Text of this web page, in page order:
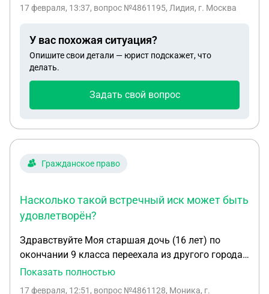
ребенка до 17 лет и какие они будут при моей зп -
17 февраля, 13:37, вопрос №4861195, Лидия, г. Москва
У вас похожая ситуация?
Опишите свои детали — юрист подскажет, что
делать.
Задать свой вопрос
Гражданское право
Насколько такой встречный иск может быть
удовлетворён?
Здравствуйте Моя старшая дочь (16 лет) по
окончании 9 класса переехала из другого города,
где проживала ранее с отцом. С её отцом мы в
Показать полностью
17 февраля, 12:51 , вопрос №4861128, Моника, г.